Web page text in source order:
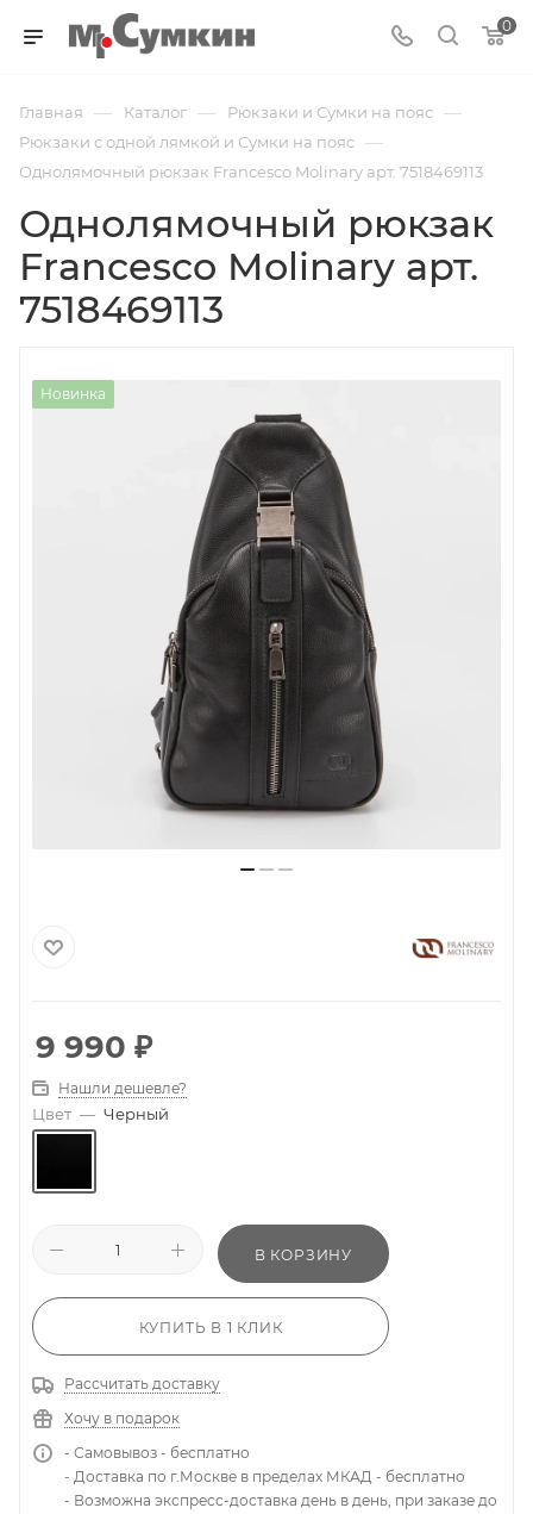
0
Главная — Каталог — Рюкзаки и Сумки на пояс —
Рюкзаки с одной лямкой и Сумки на пояс —
Однолямочный рюкзак Francesco Molinary арт. 7518469113
Однолямочный рюкзак
Francesco Molinary арт.
7518469113
Новинка
9 990 ₽
Нашли дешевле?
Цвет — Черный
В КОРЗИНУ
КУПИТЬ В 1 КЛИК
Рассчитать доставку
Хочу в подарок
- Самовывоз - бесплатно
- Доставка по г.Москве в пределах МКАД - бесплатно
- Возможна экспресс-доставка день в день, при заказе до